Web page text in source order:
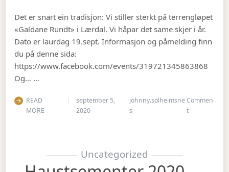
Det er snart ein tradisjon: Vi stiller sterkt på terrengløpet
«Galdane Rundt» i Lærdal. Vi håpar det same skjer i år.
Dato er laurdag 19.sept. Informasjon og påmelding finn
du på denne sida:
https://www.facebook.com/events/319721345863868
Og… …
READ
MORE
september 5,
2020
johnny.solheimsne
s
Commen
ton Gubbetur
Uncategorized